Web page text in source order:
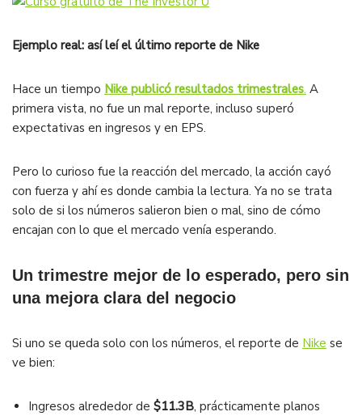
Ejemplo real: así leí el último reporte de Nike
Hace un tiempo Nike publicó resultados trimestrales. A
primera vista, no fue un mal reporte, incluso superó
expectativas en ingresos y en EPS.
Pero lo curioso fue la reacción del mercado, la acción cayó
con fuerza y ahí es donde cambia la lectura. Ya no se trata
solo de si los números salieron bien o mal, sino de cómo
encajan con lo que el mercado venía esperando.
Un trimestre mejor de lo esperado, pero sin
una mejora clara del negocio
Si uno se queda solo con los números, el reporte de Nike se
ve bien:
Ingresos alrededor de $11.3B, prácticamente planos